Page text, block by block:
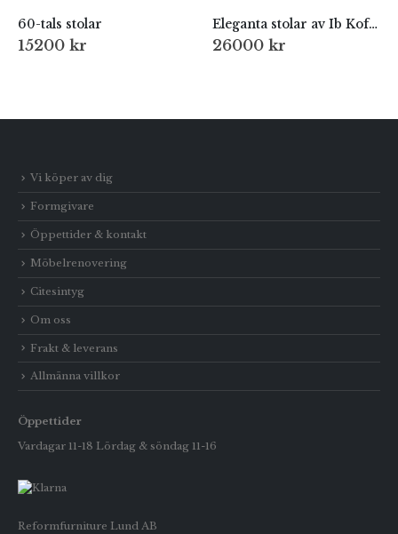
60-tals stolar
15200 kr
Eleganta stolar av Ib Kofod-Larsen för Seffle Möbelfabrik.
26000 kr
Vi köper av dig
Formgivare
Öppettider & kontakt
Möbelrenovering
Citesintyg
Om oss
Frakt & leverans
Allmänna villkor
Öppettider
Vardagar 11-18 Lördag & söndag 11-16
Reformfurniture Lund AB